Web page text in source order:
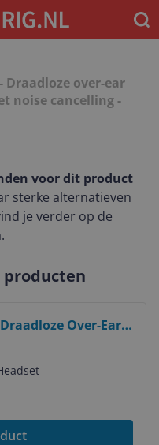
Draadloze over-ear
noise cancelling -
voor dit product
sterke alternatieven
je verder op de
Over-Ear